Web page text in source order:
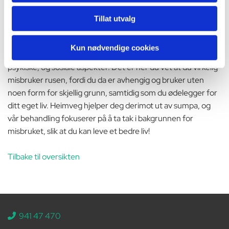
Tillat utvalg
Kun nødvendige cookies
selv noen viktige spørsmål. Er du for eksempel en forelder,
så er du nødt til å ta deg selv i nakken og begynne å opptre
som en!
Du kan ikke la rusmisbruk gå utover ditt liv på basis av fysiske,
psykiske, og sosiale aspekter. Det er her du vet at du virkelig
misbruker rusen, fordi du da er avhengig og bruker uten
noen form for skjellig grunn, samtidig som du ødelegger for
ditt eget liv. Heimveg hjelper deg derimot ut av sumpa, og
vår behandling fokuserer på å ta tak i bakgrunnen for
misbruket, slik at du kan leve et bedre liv!
Tilbake til oversikten
 941 47 470